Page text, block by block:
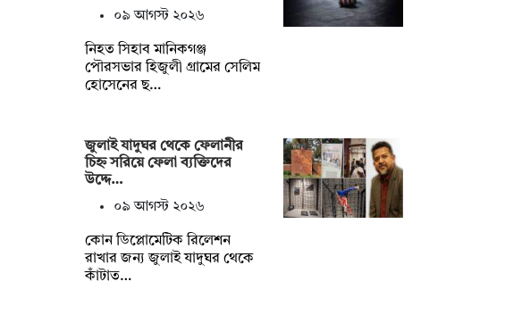
০৯ আগস্ট ২০২৬
নিহত সিহাব মানিকগঞ্জ
পৌরসভার হিজুলী গ্রামের সেলিম
হোসেনের ছ…
জুলাই যাদুঘর থেকে ফেলানীর
চিহ্ন সরিয়ে ফেলা ব্যক্তিদের
উদ্দে…
০৯ আগস্ট ২০২৬
কোন ডিপ্লোমেটিক রিলেশন
রাখার জন‍্য জুলাই যাদুঘর থেকে
কাঁটাত…